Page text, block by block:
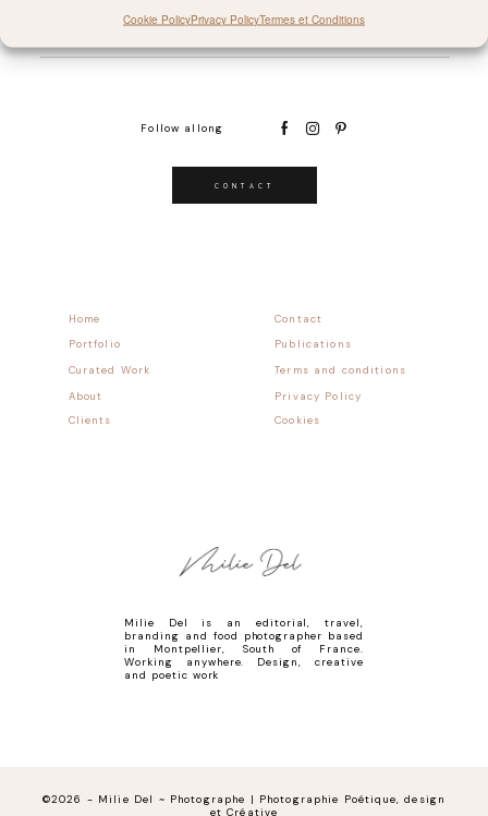
Cookie PolicyPrivacy PolicyTermes et Conditions
Contact
Home
Follow allong
Publications
Portfolio
Milie Del is an editorial, travel,
branding and food photographer based
in Montpellier, South of France.
Working anywhere. Design, creative
and poetic work
Terms and conditions
Curated Work
CONTACT
Privacy Policy
About
Cookies
Clients
©2026 - Milie Del ~ Photographe | Photographie Poétique, design
et Créative